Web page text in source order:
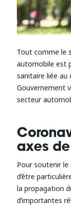
Tout comme le
automobile est
sanitaire liée au
Gouvernement
secteur
axes
Pour soutenir
d’être
la propagation
d’importantes